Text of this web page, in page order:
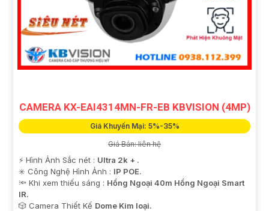
CAMERA KX-EAI4314MN-FR-EB KBVISION (4MP)
Giá Khuyến Mại: 5%-35%
Giá Bán: liên hệ
️⚡ Hình Ảnh Sắc nét : Ultra 2k + .
✳️ Công Nghệ Hình Ảnh : IP POE.
🔦 Khi xem thiếu sáng : Hồng Ngoại 40m Hồng Ngoại Smart
IR.
🎲 Camera Thiết Kế Dome Kim loại.